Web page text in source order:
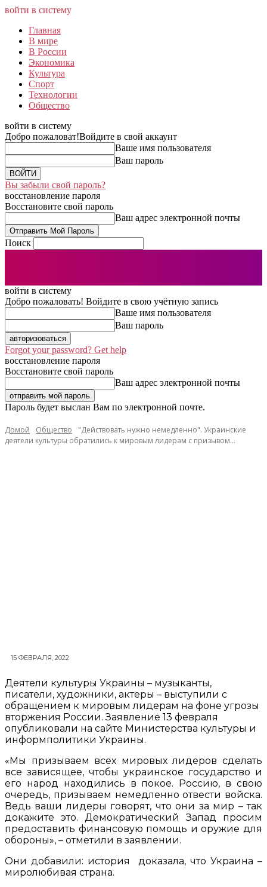
войти в систему
Главная
В мире
В России
Экономика
Культура
Спорт
Технологии
Общество
войти в систему
Добро пожаловат!Войдите в свой аккаунт
Ваше имя пользователя
Ваш пароль
Вы забыли свой пароль?
восстановление пароля
Восстановите свой пароль
Ваш адрес электронной почты
Поиск
войти в систему
Добро пожаловать! Войдите в свою учётную запись
Ваше имя пользователя
Ваш пароль
Forgot your password? Get help
восстановление пароля
Восстановите свой пароль
Ваш адрес электронной почты
Пароль будет выслан Вам по электронной почте.
Домой Общество
"Действовать нужно немедленно". Украинские
деятели культуры обратились к мировым лидерам с призывом...
15 ФЕВРАЛЯ, 2022
Деятели культуры Украины – музыканты,
писатели, художники, актеры – выступили с
обращением к мировым лидерам на фоне угрозы
вторжения России. Заявление 13 февраля
опубликовали на сайте Министерства культуры и
информполитики Украины.
«Мы призываем всех мировых лидеров сделать
все зависящее, чтобы украинское государство и
его народ находились в покое. Россию, в свою
очередь, призываем немедленно отвести войска.
Ведь ваши лидеры говорят, что они за мир – так
докажите это. Демократический Запад просим
предоставить финансовую помощь и оружие для
обороны», – отметили в заявлении.
Они добавили: история доказала, что Украина –
миролюбивая страна.